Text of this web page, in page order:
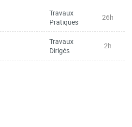
Travaux
Pratiques
26h
Travaux
Dirigés
2h